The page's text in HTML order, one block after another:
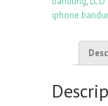
iphone